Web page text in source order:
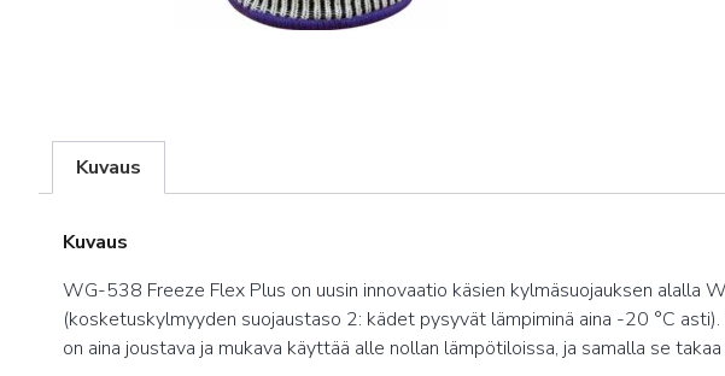
Kuvaus
Kuvaus
WG-538 Freeze Flex Plus on uusin innovaatio käsien kylmäsuojauksen alalla
(kosketuskylmyyden suojaustaso 2: kädet pysyvät lämpiminä aina -20 °C
on aina joustava ja mukava käyttää alle nollan lämpötiloissa, ja samalla se